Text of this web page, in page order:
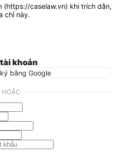
(https://caselaw.vn) khi trích dẫn,
chỉ này.
khoản
bằng Google
HOẶC